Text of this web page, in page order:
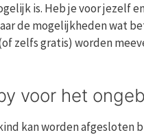
is. Heb je voor jezelf
de mogelijkheden wat
zelfs gratis) worden
voor het
kan worden afgesloten